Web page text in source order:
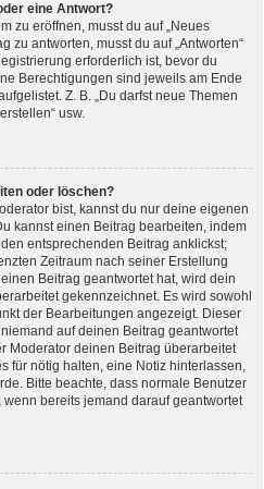
eine Antwort?
zu eröffnen, musst du auf „Neues
zu antworten, musst du auf „Antworten“
erforderlich ist, bevor du
Berechtigungen sind jeweils am Ende
Z. B. „Du darfst neue Themen
usw.
oder löschen?
bist, kannst du nur deine eigenen
kannst einen Beitrag bearbeiten, indem
entsprechenden Beitrag anklickst;
Zeitraum nach seiner Erstellung
Beitrag geantwortet hat, wird dein
gekennzeichnet. Es wird sowohl
der Bearbeitungen angezeigt. Dieser
auf deinen Beitrag geantwortet
Moderator deinen Beitrag überarbeitet
für nötig halten, eine Notiz hinterlassen,
Bitte beachte, dass normale Benutzer
bereits jemand darauf geantwortet